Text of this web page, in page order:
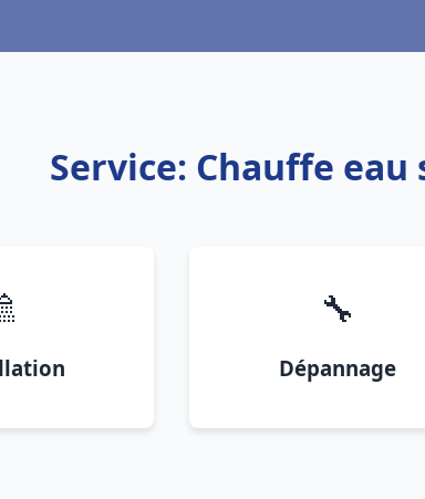
Service: Chauffe
🔧
Dépannage